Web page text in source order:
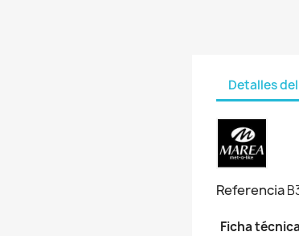
Detalles
Referencia
Ficha técnica